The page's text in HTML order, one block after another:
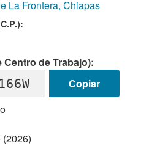
La Frontera, Chiapas
Centro de Trabajo):
Copiar